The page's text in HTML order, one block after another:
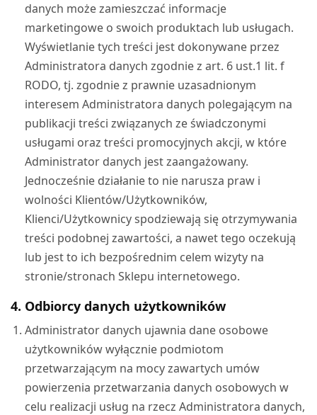
danych może zamieszczać informacje
marketingowe o swoich produktach lub usługach.
Wyświetlanie tych treści jest dokonywane przez
Administratora danych zgodnie z art. 6 ust.1 lit. f
RODO, tj. zgodnie z prawnie uzasadnionym
interesem Administratora danych polegającym na
publikacji treści związanych ze świadczonymi
usługami oraz treści promocyjnych akcji, w które
Administrator danych jest zaangażowany.
Jednocześnie działanie to nie narusza praw i
wolności Klientów/Użytkowników,
Klienci/Użytkownicy spodziewają się otrzymywania
treści podobnej zawartości, a nawet tego oczekują
lub jest to ich bezpośrednim celem wizyty na
stronie/stronach Sklepu internetowego.
4. Odbiorcy danych użytkowników
Administrator danych ujawnia dane osobowe
użytkowników wyłącznie podmiotom
przetwarzającym na mocy zawartych umów
powierzenia przetwarzania danych osobowych w
celu realizacji usług na rzecz Administratora danych,